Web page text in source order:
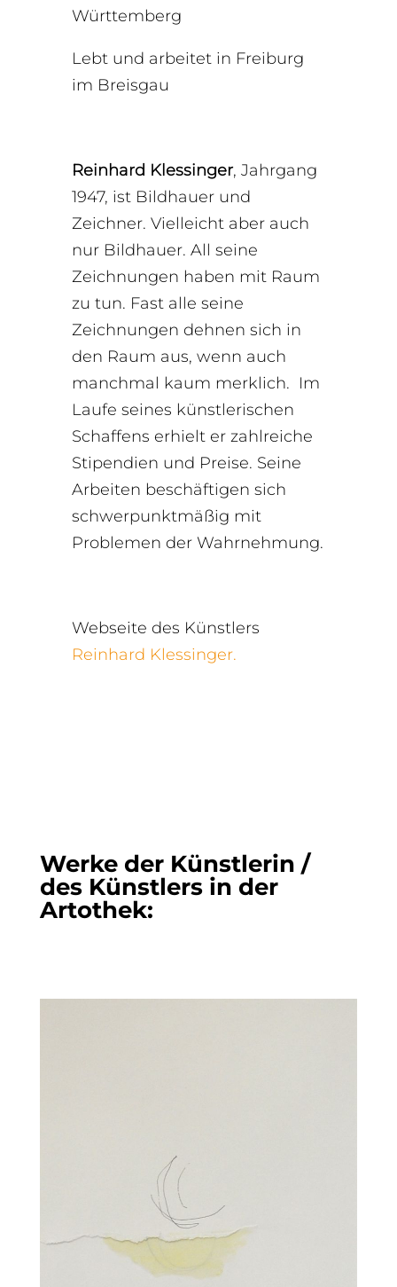
Württemberg
Lebt und arbeitet in Freiburg
im Breisgau
Reinhard Klessinger, Jahrgang
1947, ist Bildhauer und
Zeichner. Vielleicht aber auch
nur Bildhauer. All seine
Zeichnungen haben mit Raum
zu tun. Fast alle seine
Zeichnungen dehnen sich in
den Raum aus, wenn auch
manchmal kaum merklich. Im
Laufe seines künstlerischen
Schaffens erhielt er zahlreiche
Stipendien und Preise. Seine
Arbeiten beschäftigen sich
schwerpunktmäßig mit
Problemen der Wahrnehmung.
Webseite des Künstlers
Reinhard Klessinger.
Werke der Künstlerin /
des Künstlers in der
Artothek: